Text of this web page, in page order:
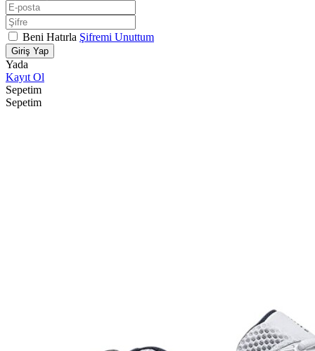
Beni Hatırla Şifremi Unuttum
Giriş Yap
Yada
Kayıt Ol
Sepetim
Sepetim